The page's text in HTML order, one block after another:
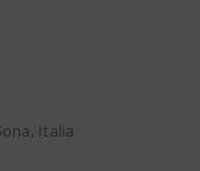
Italia